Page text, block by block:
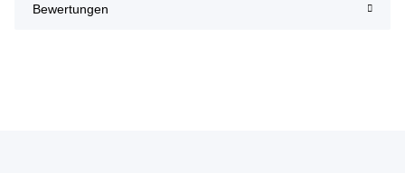
Bewertungen